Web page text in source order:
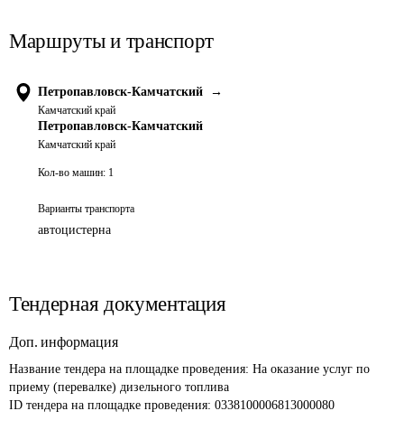
Маршруты и транспорт
Петропавловск-Камчатский →
Камчатский край
Петропавловск-Камчатский
Камчатский край
Кол-во машин: 1
Варианты транспорта
автоцистерна
Тендерная документация
Доп. информация
Название тендера на площадке проведения: На оказание услуг по
приему (перевалке) дизельного топлива
ID тендера на площадке проведения: 0338100006813000080